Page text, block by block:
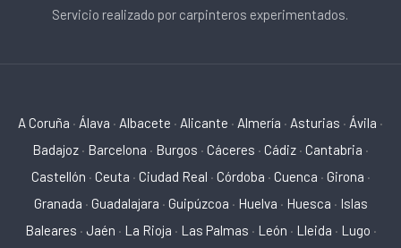
Servicio realizado por carpinteros experimentados.
A Coruña · Álava · Albacete · Alicante · Almería · Asturias · Ávila ·
Badajoz · Barcelona · Burgos · Cáceres · Cádiz · Cantabria ·
Castellón · Ceuta · Ciudad Real · Córdoba · Cuenca · Girona ·
Granada · Guadalajara · Guipúzcoa · Huelva · Huesca · Islas
Baleares · Jaén · La Rioja · Las Palmas · León · Lleida · Lugo ·